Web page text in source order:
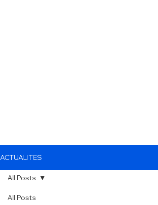
ACTUALITES
All Posts
All Posts